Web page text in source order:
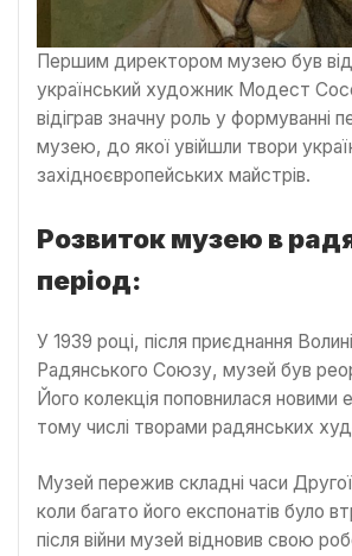
Першим директором музею був
український художник Модест
відіграв значну роль у формуванні
музею, до якої увійшли твори
західноєвропейських майстрів.
Розвиток музею в
період:
У 1939 році, після приєднання
Радянського Союзу, музей був
Його колекція поповнилася новими
тому числі творами радянських
Музей пережив складні часи Другої
коли багато його експонатів було
після війни музей відновив свою